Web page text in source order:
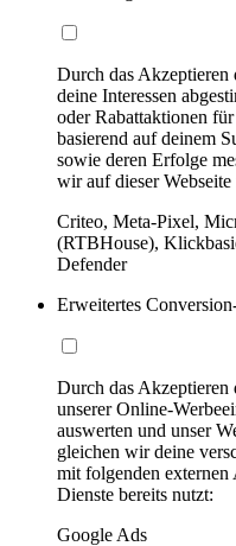
Durch das
deine Interessen
oder Rabattaktionen
basierend auf deinem
sowie deren Erfolge
wir auf dieser
Criteo, Meta-Pixel,
(RTBHouse),
Defender
Erweitertes
Durch das Akzeptieren
unserer Online-
auswerten und unser
gleichen wir deine
mit folgenden externen
Dienste bereits nutzt:
Google Ads